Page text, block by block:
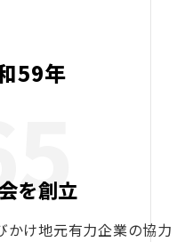
59年
を創立
かけ地元有力企業の協力